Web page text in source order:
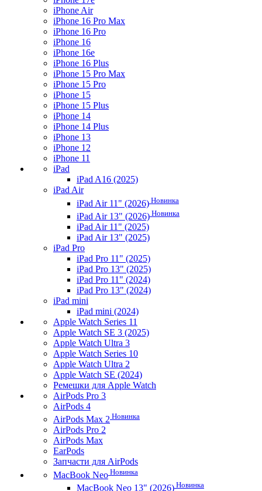
iPhone Air
iPhone 16 Pro Max
iPhone 16 Pro
iPhone 16
iPhone 16e
iPhone 16 Plus
iPhone 15 Pro Max
iPhone 15 Pro
iPhone 15
iPhone 15 Plus
iPhone 14
iPhone 14 Plus
iPhone 13
iPhone 12
iPhone 11
iPad
iPad A16 (2025)
iPad Air
iPad Air 11" (2026) Новинка
iPad Air 13" (2026) Новинка
iPad Air 11" (2025)
iPad Air 13" (2025)
iPad Pro
iPad Pro 11" (2025)
iPad Pro 13" (2025)
iPad Pro 11" (2024)
iPad Pro 13" (2024)
iPad mini
iPad mini (2024)
Apple Watch Series 11
Apple Watch SE 3 (2025)
Apple Watch Ultra 3
Apple Watch Series 10
Apple Watch Ultra 2
Apple Watch SE (2024)
Ремешки для Apple Watch
AirPods Pro 3
AirPods 4
AirPods Max 2 Новинка
AirPods Pro 2
AirPods Max
EarPods
Запчасти для AirPods
MacBook Neo Новинка
MacBook Neo 13" (2026) Новинка